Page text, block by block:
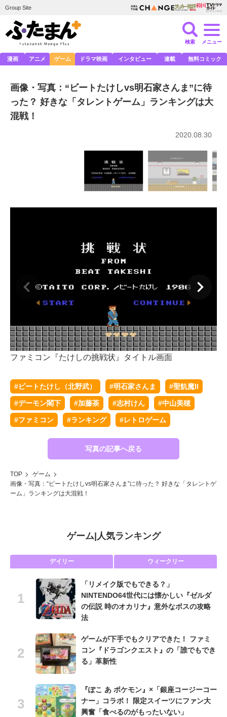
Group Site
検索 メニュー
漫画 アニメ ゲーム ドラマ映画 インタビュー 連載 無料コミック
画像・写真：“ビートたけしvs明石家さんま”に待
った？ 好きな「タレントゲーム」ランキングは大
混戦！
2020.08.30
ファミコン『たけしの挑戦状』タイトル画面
#ビートたけし（北野武） #明石家さんま #聖飢魔II
#デーモン閣下 #加藤茶 #志村けん #中山美穂
#ファミコン #ランキング #レトロゲーム
写真の記事へ戻る
TOP
ゲーム
画像・写真：“ビートたけしvs明石家さんま”に待った？ 好きな「タレントゲ
ーム」ランキングは大混戦！
ゲーム| 人気ランキング
デイリー ウィークリー
「リメイク版でもできる？」
NINTENDO64世代には懐かしい『ゼルダ
の伝説 時のオカリナ』意外なボスの攻略
法
ゲームが下手でもクリアできた！ ファミ
コン『ドラゴンクエスト』の「誰でもでき
る」革新性
『ぽこ あ ポケモン』×「銀座コージーコー
ナー」コラボ！ 限定スイーツにファン大
興奮「食べるのがもったいない」